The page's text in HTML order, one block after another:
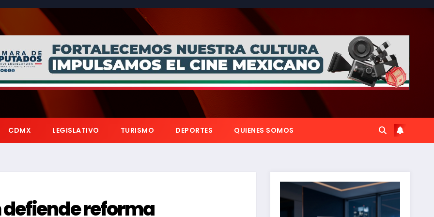
CDMX LEGISLATIVO TURISMO DEPORTES QUIENES SOMOS
reforma